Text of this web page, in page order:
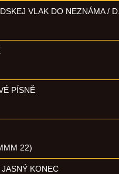
VLAK DO NEZNÁMA /
PÍSNĚ
22)
KONEC